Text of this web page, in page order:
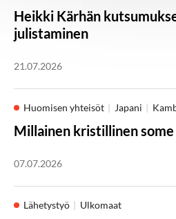
Heikki Kärhän
julistaminen
21.07.2026
Huomisen yhteisöt Japani
Millainen kristillinen some
07.07.2026
Lähetystyö Ulkomaat